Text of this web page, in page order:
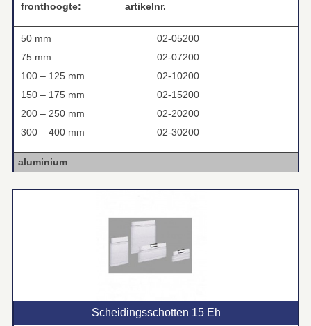
fronthoogte: artikelnr.
50 mm
02-05200
75 mm
02-07200
100 – 125 mm
02-10200
150 – 175 mm
02-15200
200 – 250 mm
02-20200
300 – 400 mm
02-30200
aluminium
Scheidingsschotten 15 Eh